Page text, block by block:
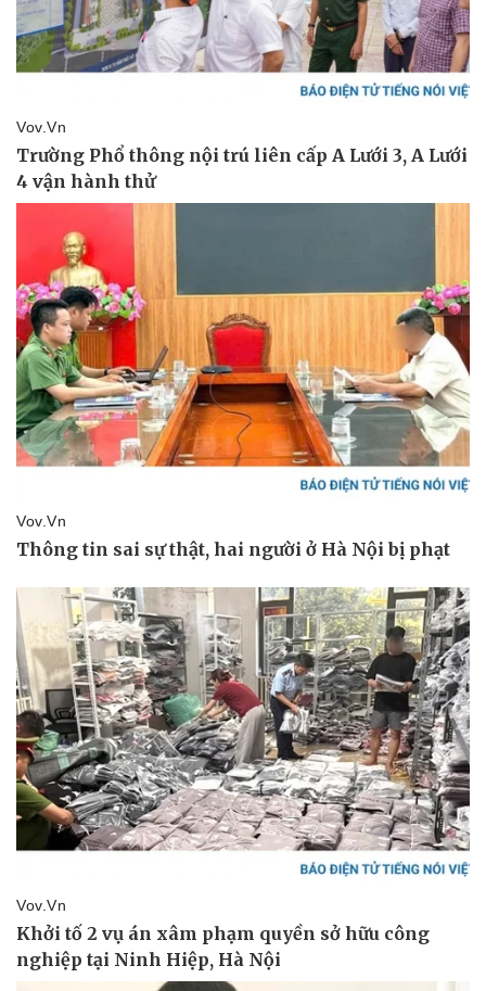
Doanh nghiệp
Thông tin doanh nghiệp
Doanh nghiệp 24h
Doanh nhân
Vì cộng đồng
Công nghệ
Chuyển đổi số